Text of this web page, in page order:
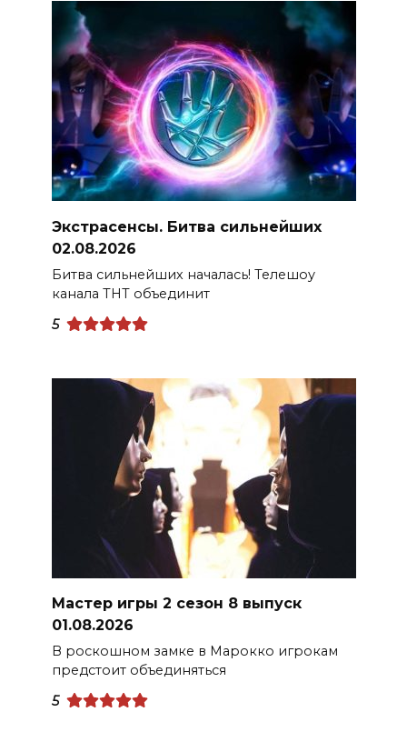
Экстрасенсы. Битва сильнейших
02.08.2026
Битва сильнейших началась! Телешоу
канала ТНТ объединит
5
Мастер игры 2 сезон 8 выпуск
01.08.2026
В роскошном замке в Марокко игрокам
предстоит объединяться
5